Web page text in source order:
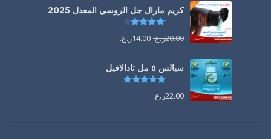
كريم مارال جل الروسي المعدل 2025
تم التقييم
20.00ر.ع. 14.00ر.ع.
سيالس ٥ مل تادالافيل
22.00ر.ع.